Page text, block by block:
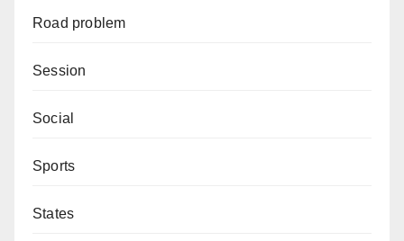
Road problem
Session
Social
Sports
States